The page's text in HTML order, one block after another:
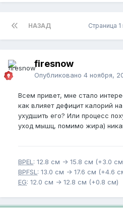
НАЗАД Страница 1
firesnow
Опубликовано 4 ноября,
Всем привет, мне стало
как влияет дефицит калорий
ухудшить его? Или процесс
уход мышц, помимо жира)
BPEL : 12.8 см -> 15.8 см (+3.0
BPFSL : 13.0 см -> 17.6 см (+4.6
EG: 12.0 см -> 12.8 см (+0.8 см)